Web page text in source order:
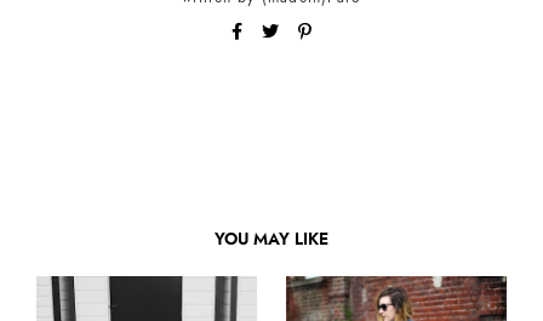
YOU MAY LIKE